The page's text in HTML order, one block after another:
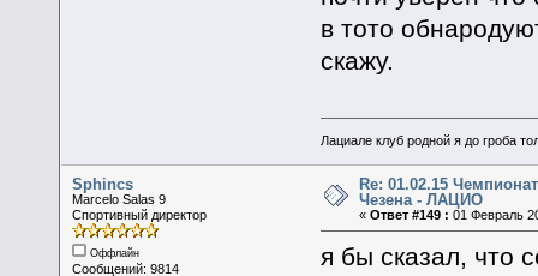
в тото
скажу.
Лациале клуб родной я до гроба
Sphincs
Marcelo Salas 9
Спортивный директор
Оффлайн
Сообщений: 9814
Re: 01.02.15
Чезена - ЛАЦИО
«Ответ #149 : 01 Февраль
я бы сказал, что